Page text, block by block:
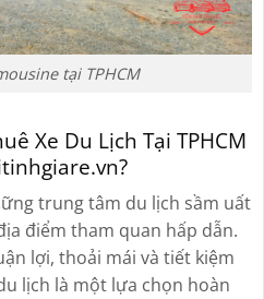
tại TPHCM
Xe Du Lịch Tại TPHCM
trung tâm du lịch sầm uất
điểm tham quan hấp dẫn.
lợi, thoải mái và tiết kiệm
lịch là một lựa chọn hoàn